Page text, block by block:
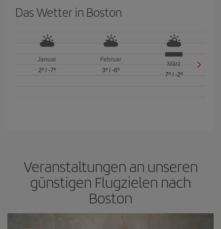
Das Wetter in Boston
Januar
2º/ -7º
Februar
3º/ -6º
März
7º /-2º
Veranstaltungen an unseren
günstigen Flugzielen nach
Boston